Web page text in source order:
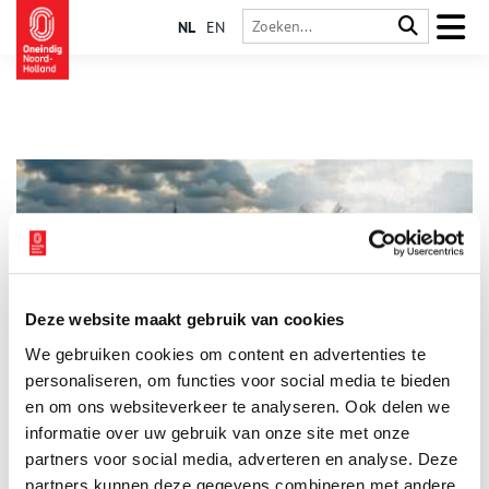
Deze website maakt gebruik van cookies
We gebruiken cookies om content en advertenties te
personaliseren, om functies voor social media te bieden
en om ons websiteverkeer te analyseren. Ook delen we
informatie over uw gebruik van onze site met onze
partners voor social media, adverteren en analyse. Deze
partners kunnen deze gegevens combineren met andere
NL EN
beeld
In aanloop naar de viering van Amsterdam haar 750ste
verjaardag brengt filmmaker en kunstenaar Bob de Jong de
geschiedenis van de stad op een unieke manier tot leven. Met
behulp van kunstmatige intelligentie heeft hij een
adembenemende video gemaakt die de rijke historie van
Amsterdam herbeleeft, gebaseerd op eeuwenoude schilderijen
2 min